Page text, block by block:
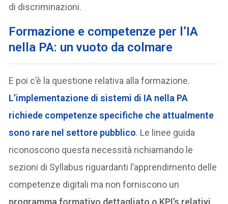
di discriminazioni.
Formazione e competenze per l’IA
nella PA: un vuoto da colmare
E poi c’è la questione relativa alla formazione.
L’implementazione di sistemi di IA nella PA
richiede competenze specifiche che attualmente
sono rare nel settore pubblico. Le linee guida
riconoscono questa necessità richiamando le
sezioni di Syllabus riguardanti l’apprendimento delle
competenze digitali ma non forniscono un
programma formativo dettagliato o KPI’s relativi